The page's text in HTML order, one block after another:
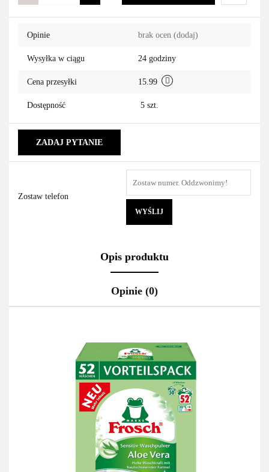
Do
Opinie brak ocen (dodaj)
Wysyłka w ciągu 24 godziny
Cena przesyłki 15.99
Dostępność 5 szt.
ZADAJ PYTANIE
Zostaw telefon
WYŚLIJ
Opis produktu
Opinie (0)